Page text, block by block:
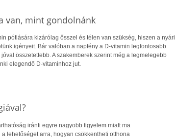
van, mint gondolnánk
pótlására kizárólag ősszel és télen van szükség, hiszen a nyári
igényeit. Bár valóban a napfény a D-vitamin legfontosabb
összetettebb. A szakemberek szerint még a legmelegebb
elegendő D-vitaminhoz jut.
iránti egyre nagyobb figyelem miatt ma
lehetőséget arra, hogyan csökkentheti otthona